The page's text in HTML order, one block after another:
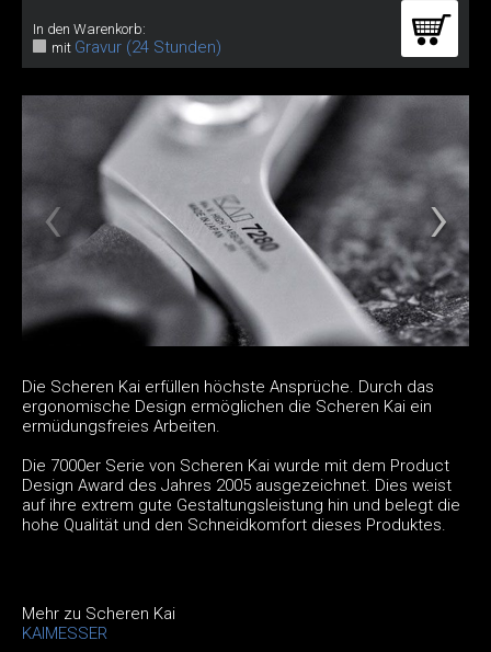
In den Warenkorb:
mit Gravur (24 Stunden)
Die Scheren Kai erfüllen höchste Ansprüche. Durch das
ergonomische Design ermöglichen die Scheren Kai ein
ermüdungsfreies Arbeiten.
Die 7000er Serie von Scheren Kai wurde mit dem Product
Design Award des Jahres 2005 ausgezeichnet. Dies weist
auf ihre extrem gute Gestaltungsleistung hin und belegt die
hohe Qualität und den Schneidkomfort dieses Produktes.
Mehr zu Scheren Kai
KAIMESSER